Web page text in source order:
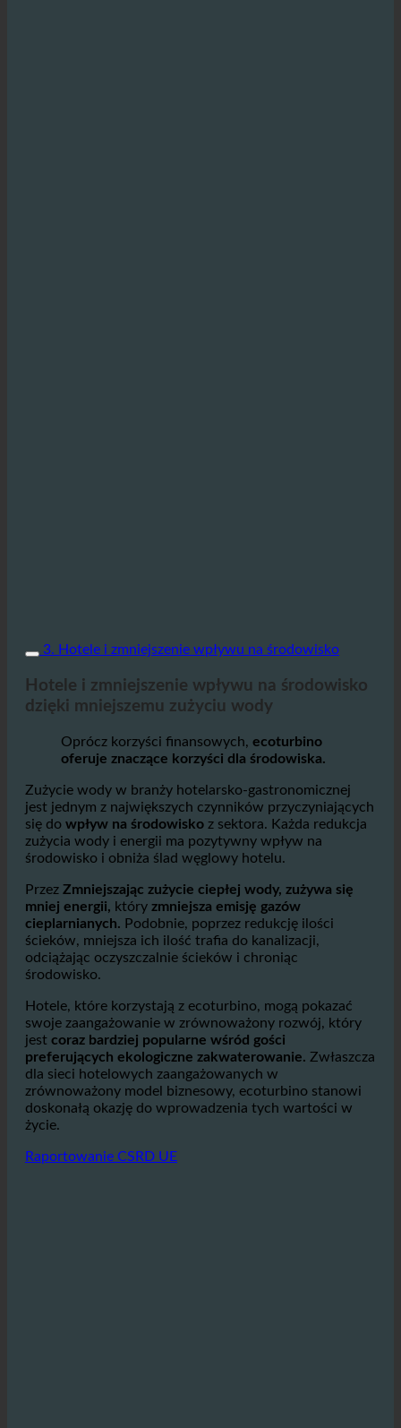
3. Hotele i zmniejszenie wpływu na środowisko
dzięki mniejszemu zużyciu wody
Oprócz korzyści finansowych,ecoturbino
oferuje znaczące korzyści dla środowiska.
Zużycie wody w branży hotelarsko-gastronomicznej
jest jednym z największych czynników przyczyniających
wpływ na środowiskoz sektora. Każda redukcja
zużycia wody i energii ma pozytywny wpływ na
środowisko i obniża ślad węglowy hotelu.
PrzezZmniejszając zużycie ciepłej wody, zużywa się
mniej energii,któryzmniejsza emisję gazów
cieplarnianych.
Podobnie, poprzez redukcję ilości
odciążając oczyszczalnie ścieków i chroniąc
środowisko.
Hotele, które korzystają z ecoturbino, mogą pokazać
swoje zaangażowanie w zrównoważony rozwój, który
jest coraz bardziej popularne wśród gości
preferujących ekologiczne zakwaterowanie.Zwłaszcza
dla sieci hotelowych zaangażowanych w
zrównoważony model biznesowy, ecoturbino stanowi
doskonałą okazję do wprowadzenia tych wartości w